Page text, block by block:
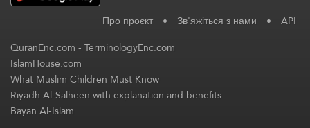
Про проєкт • Зв'яжіться з нами • API
QuranEnc.com-TerminologyEnc.com
IslamHouse.com
What Muslim Children Must Know
Riyadh Al-Salheen with explanation and benefits
Bayan Al-Islam